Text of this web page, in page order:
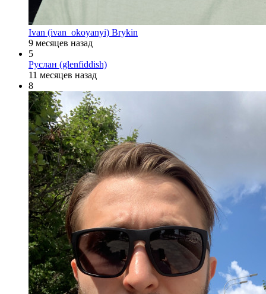
Ivan (ivan_okoyanyi) Brykin
9 месяцев назад
5
Руслан (glenfiddish)
11 месяцев назад
8